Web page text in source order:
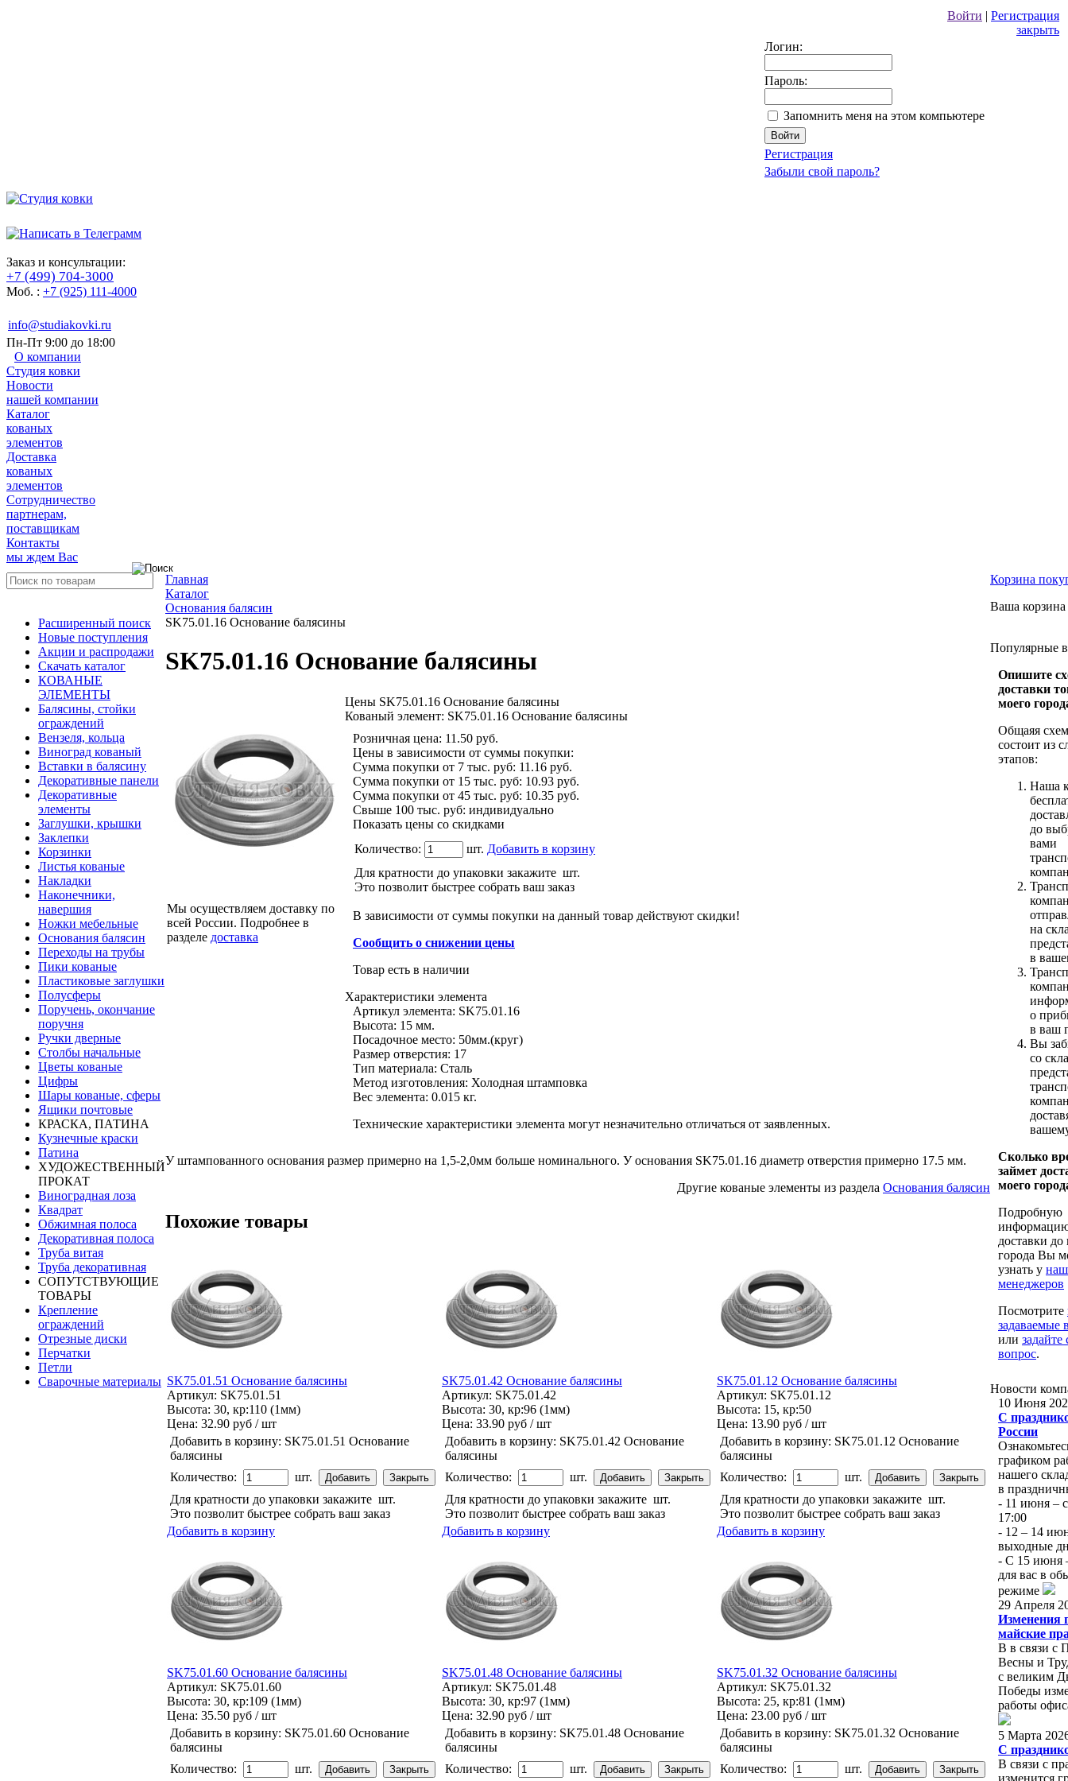
Войти | Регистрация
закрыть
Логин:
Пароль:
Запомнить меня на этом компьютере
Регистрация
Забыли свой пароль?
Заказ и консультации:
+7 (499) 704-3000
Моб. : +7 (925) 111-4000
info@studiakovki.ru
Пн-Пт 9:00 до 18:00
О компании
Студия ковки
Новости
нашей компании
Каталог
кованых
элементов
Доставка
кованых
элементов
Сотрудничество
партнерам,
поставщикам
Контакты
мы ждем Вас
Расширенный поиск
Новые поступления
Акции и распродажи
Скачать каталог
КОВАНЫЕ
ЭЛЕМЕНТЫ
Балясины, стойки
ограждений
Вензеля, кольца
Виноград кованый
Вставки в балясину
Декоративные панели
Декоративные
элементы
Заглушки, крышки
Заклепки
Корзинки
Листья кованые
Накладки
Наконечники,
навершия
Ножки мебельные
Основания балясин
Переходы на трубы
Пики кованые
Пластиковые заглушки
Полусферы
Поручень, окончание
поручня
Ручки дверные
Столбы начальные
Цветы кованые
Цифры
Шары кованые, сферы
Ящики почтовые
КРАСКА, ПАТИНА
Кузнечные краски
Патина
ХУДОЖЕСТВЕННЫЙ
ПРОКАТ
Виноградная лоза
Квадрат
Обжимная полоса
Декоративная полоса
Труба витая
Труба декоративная
СОПУТСТВУЮЩИЕ
ТОВАРЫ
Крепление
ограждений
Отрезные диски
Перчатки
Петли
Сварочные материалы
Главная
Каталог
Основания балясин
SK75.01.16 Основание балясины
SK75.01.16 Основание балясины
Мы осуществляем доставку по
всей России. Подробнее в
разделе доставка
Цены SK75.01.16 Основание балясины
Кованый элемент: SK75.01.16 Основание балясины
Розничная цена: 11.50 руб.
Цены в зависимости от суммы покупки:
Сумма покупки от 7 тыс. руб: 11.16 руб.
Сумма покупки от 15 тыс. руб: 10.93 руб.
Сумма покупки от 45 тыс. руб: 10.35 руб.
Свыше 100 тыс. руб: индивидуально
Показать цены со скидками
Количество:
шт. Добавить в корзину
Для кратности до упаковки закажите шт.
Это позволит быстрее собрать ваш заказ
В зависимости от суммы покупки на данный товар действуют скидки!
Сообщить о снижении цены
Товар есть в наличии
Характеристики элемента
Артикул элемента: SK75.01.16
Высота: 15 мм.
Посадочное место: 50мм.(круг)
Размер отверстия: 17
Тип материала: Сталь
Метод изготовления: Холодная штамповка
Вес элемента: 0.015 кг.
Технические характеристики элемента могут незначительно отличаться от заявленных.
У штампованного основания размер примерно на 1,5-2,0мм больше номинального. У основания SK75.01.16 диаметр отверстия примерно 17.5 мм.
Другие кованые элементы из раздела Основания балясин
Похожие товары
SK75.01.51 Основание балясины
Артикул: SK75.01.51
Высота: 30, кр:110 (1мм)
Цена: 32.90 руб / шт
Добавить в корзину: SK75.01.51 Основание
балясины
Количество:
шт.
Для кратности до упаковки закажите шт.
Это позволит быстрее собрать ваш заказ
Добавить в корзину
SK75.01.42 Основание балясины
Артикул: SK75.01.42
Высота: 30, кр:96 (1мм)
Цена: 33.90 руб / шт
Добавить в корзину: SK75.01.42 Основание
балясины
Количество:
шт.
Для кратности до упаковки закажите шт.
Это позволит быстрее собрать ваш заказ
Добавить в корзину
SK75.01.12 Основание балясины
Артикул: SK75.01.12
Высота: 15, кр:50
Цена: 13.90 руб / шт
Добавить в корзину: SK75.01.12 Основание
балясины
Количество:
шт.
Для кратности до упаковки закажите шт.
Это позволит быстрее собрать ваш заказ
Добавить в корзину
SK75.01.60 Основание балясины
Артикул: SK75.01.60
Высота: 30, кр:109 (1мм)
Цена: 35.50 руб / шт
Добавить в корзину: SK75.01.60 Основание
балясины
Количество:
шт.
SK75.01.48 Основание балясины
Артикул: SK75.01.48
Высота: 30, кр:97 (1мм)
Цена: 32.90 руб / шт
Добавить в корзину: SK75.01.48 Основание
балясины
Количество:
шт.
SK75.01.32 Основание балясины
Артикул: SK75.01.32
Высота: 25, кр:81 (1мм)
Цена: 23.00 руб / шт
Добавить в корзину: SK75.01.32 Основание
балясины
Количество:
шт.
Корзина
Ваша корзина
Популярные
Опишите
доставки
моего
Общаяя
состоит из
этапов:
Наша
до
вами
на
в
о
в ваш
Вы
со
Сколько
займет
моего
Подробную
доставки до
города Вы
узнать у
менеджеров
Посмотрите
задаваемые
или задайте
вопрос.
Новости
10 Июня
С
России
графиком
нашего
в
- 11 июня –
17:00
- 12 – 14
выходные
- С 15 июня
для вас в
режиме
29 Апреля
Изменения
майские
В в связи с
Весны и
с великим
Победы
работы
5 Марта
С
В связи с
изменится